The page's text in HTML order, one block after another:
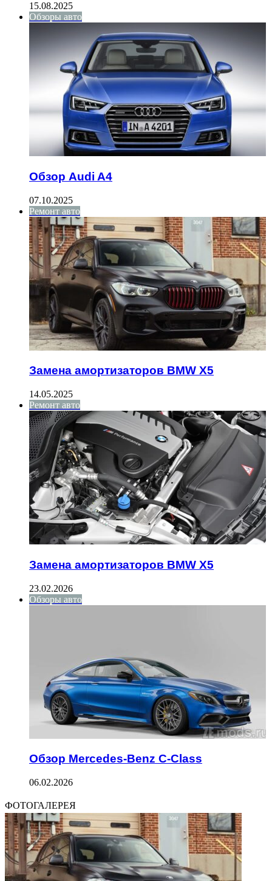
15.08.2025
Обзоры авто
Обзор Audi A4
07.10.2025
Ремонт авто
Замена амортизаторов BMW X5
14.05.2025
Ремонт авто
Замена амортизаторов BMW X5
23.02.2026
Обзоры авто
Обзор Mercedes-Benz C-Class
06.02.2026
ФОТОГАЛЕРЕЯ